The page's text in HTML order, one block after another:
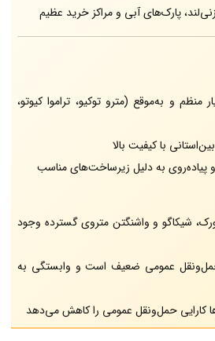
پارک‌های آبی و مراکز خرید عظیم
و به‌موقع (مترو توکیو، تراموا کیوتو،
با کیفیت بالا
پیاده‌روی به دلیل زیرساخت‌های مناسب
شیکاگو و واشنگتن متروی گسترده وجود
حمل‌ونقل عمومی ضعیف است و وابستگی به
کارایی حمل‌ونقل عمومی را کاهش می‌دهد